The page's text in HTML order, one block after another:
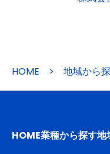
HOME > 地域から
HOME業種から探す地